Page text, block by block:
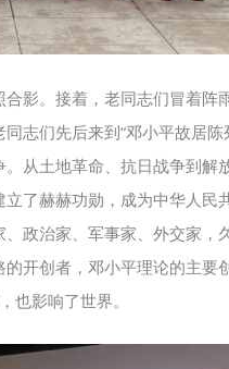
影。接着，老同志们冒着阵
们先后来到“邓小平故居陈
从土地革命、抗日战争到解
了赫赫功勋，成为中华人民
政治家、军事家、外交家，
开创者，邓小平理论的主要
也影响了世界。